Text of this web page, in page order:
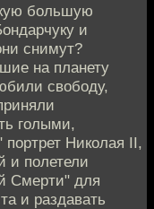
большую
и
снимут?
на планету
свободу,
голыми,
Николая II,
и полетели
Смерти" для
и раздавать